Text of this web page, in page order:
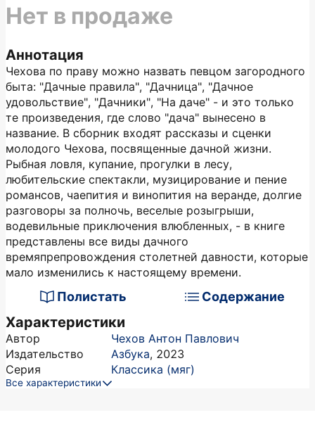
Аннотация
Чехова по праву можно назвать певцом загородного
быта: "Дачные правила", "Дачница", "Дачное
удовольствие", "Дачники", "На даче" - и это только
те произведения, где слово "дача" вынесено в
название. В сборник входят рассказы и сценки
молодого Чехова, посвященные дачной жизни.
Рыбная ловля, купание, прогулки в лесу,
любительские спектакли, музицирование и пение
романсов, чаепития и винопития на веранде, долгие
разговоры за полночь, веселые розыгрыши,
водевильные приключения влюбленных, - в книге
представлены все виды дачного
времяпрепровождения столетней давности, которые
мало изменились к настоящему времени.
Полистать Содержание
Характеристики
Автор
Чехов Антон Павлович
Издательство
Азбука, 2023
Серия
Классика (мяг)
Все характеристики
Нет в продаже